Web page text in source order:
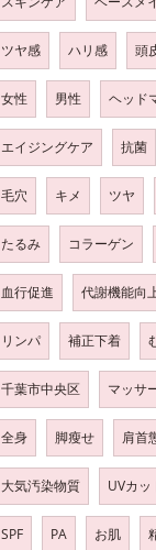
ツヤ感 ハリ感 頭
女性 男性 ヘッド
エイジングケア 抗菌
毛穴 キメ ツヤ
たるみ コラーゲン
血行促進 代謝機能向
リンパ 補正下着
千葉市中央区 マッサ
全身 脚瘦せ 肩首
大気汚染物質 UVカッ
SPF PA お肌